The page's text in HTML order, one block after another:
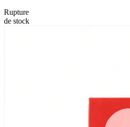
Rupture
de stock